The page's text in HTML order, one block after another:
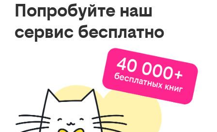
Попробуйте наш
сервис бесплатно